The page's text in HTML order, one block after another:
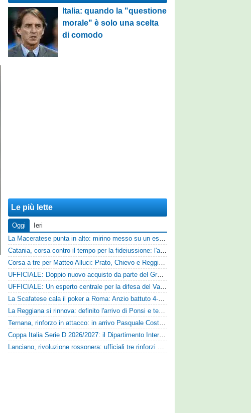
Italia: quando la "questione
morale" è solo una scelta
di comodo
Le più lette
Oggi
Ieri
La Maceratese punta in alto: mirino messo su un esperto centrocampista
Catania, corsa contro il tempo per la fideiussione: l'annuncio della società e le ragioni dello slittamento
Corsa a tre per Matteo Alluci: Prato, Chievo e Reggina sul centrocampista
UFFICIALE: Doppio nuovo acquisto da parte del Grosseto
UFFICIALE: Un esperto centrale per la difesa del Vado
La Scafatese cala il poker a Roma: Anzio battuto 4-1 con le reti di Palmieri, Esposito, Suhs e Maggio
La Reggiana si rinnova: definito l'arrivo di Ponsi e test con l'Alcione
Ternana, rinforzo in attacco: in arrivo Pasquale Costanzo dalla Paganese
Coppa Italia Serie D 2026/2027: il Dipartimento Interregionale corregge il tabellone, ecco i nuovi abbinamenti
Lanciano, rivoluzione rossonera: ufficiali tre rinforzi e nuovo assetto al vertice del club